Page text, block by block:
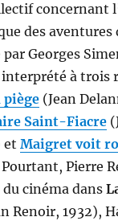
concernant
des aventures
Georges
interprété à trois
(Jean
Saint-Fiacre
etMaigret voit
Pierre
cinéma dans
Renoir, 1932),